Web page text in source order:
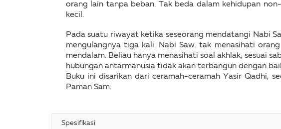
orang lain tanpa beban. Tak beda dalam kehidupan
kecil.
Pada suatu riwayat ketika seseorang mendatangi Nabi
mengulangnya tiga kali. Nabi Saw. tak menasihati
mendalam. Beliau hanya menasihati soal akhlak, sesuai
hubungan antarmanusia tidak akan terbangun dengan
Buku ini disarikan dari ceramah-ceramah Yasir Qadhi,
Paman Sam.
Spesifikasi